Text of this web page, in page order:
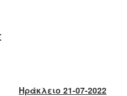
Ηράκλειο 21-07-2022